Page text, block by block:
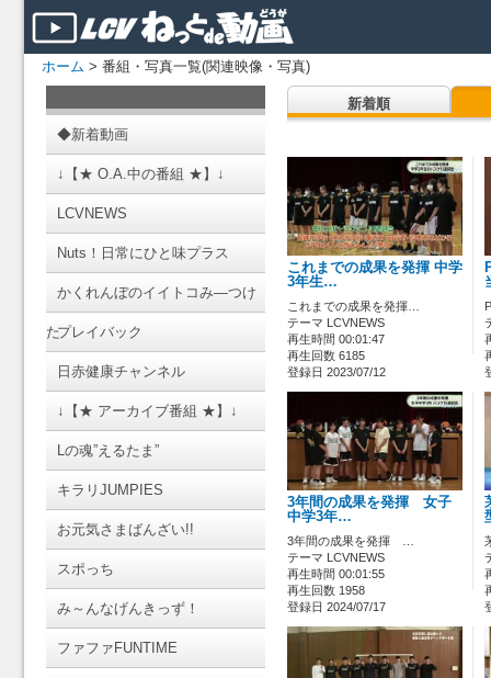
ホーム > 番組・写真一覧(関連映像・写真)
◆新着動画
↓【★ O.A.中の番組 ★】↓
LCVNEWS
Nuts！日常にひと味プラス
かくれんぼのイイトコみ―つけ
たプレイバック
日赤健康チャンネル
↓【★ アーカイブ番組 ★】↓
Lの魂”えるたま”
キラリJUMPIES
お元気さまばんざい!!
スポっち
み～んなげんきっず！
ファファFUNTIME
新着順
これまでの成果を発揮 中学
3年生…
これまでの成果を発揮…
テーマ LCVNEWS
再生時間 00:01:47
再生回数 6185
登録日 2023/07/12
3年間の成果を発揮 女子
中学3年…
3年間の成果を発揮 …
テーマ LCVNEWS
再生時間 00:01:55
再生回数 1958
登録日 2024/07/17